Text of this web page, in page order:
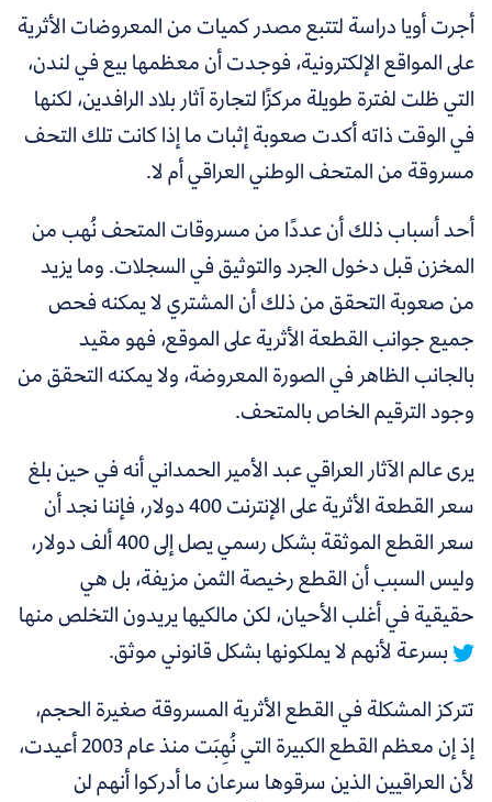
أجرت أويا دراسة لتتبع مصدر كميات من المعروضات الأثرية
على المواقع الإلكترونية، فوجدت أن معظمها بيع في لندن،
التي ظلت لفترة طويلة مركزًا لتجارة آثار بلاد الرافدين، لكنها
في الوقت ذاته أكدت صعوبة إثبات ما إذا كانت تلك التحف
مسروقة من المتحف الوطني العراقي أم لا.
أحد أسباب ذلك أن عددًا من مسروقات المتحف نُهب من
المخزن قبل دخول الجرد والتوثيق في السجلات. وما يزيد
من صعوبة التحقق من ذلك أن المشتري لا يمكنه فحص
جميع جوانب القطعة الأثرية على الموقع، فهو مقيد
بالجانب الظاهر في الصورة المعروضة، ولا يمكنه التحقق من
وجود الترقيم الخاص بالمتحف.
يرى عالم الآثار العراقي عبد الأمير الحمداني أنه في حين بلغ
سعر القطعة الأثرية على الإنترنت 400 دولار، فإننا نجد أن
سعر القطع الموثقة بشكل رسمي يصل إلى 400 ألف دولار،
وليس السبب أن القطع رخيصة الثمن مزيفة، بل هي
حقيقية في أغلب الأحيان، لكن مالكيها يريدون التخلص منها
بسرعة لأنهم لا يملكونها بشكل قانوني موثق.
تتركز المشكلة في القطع الأثرية المسروقة صغيرة الحجم،
إذ إن معظم القطع الكبيرة التي نُهِبَت منذ عام 2003 أعيدت،
لأن العراقيين الذين سرقوها سرعان ما أدركوا أنهم لن